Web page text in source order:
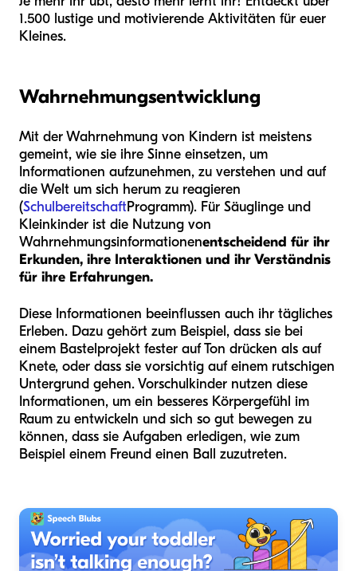
1.500 lustige und motivierende Aktivitäten für euer
Kleines.
Wahrnehmungsentwicklung
Mit der Wahrnehmung von Kindern ist meistens
gemeint, wie sie ihre Sinne einsetzen, um
Informationen aufzunehmen, zu verstehen und auf
die Welt um sich herum zu reagieren
(SchulbereitschaftProgramm). Für Säuglinge und
Kleinkinder ist die Nutzung von
Wahrnehmungsinformationenentscheidend für ihr
Erkunden, ihre Interaktionen und ihr Verständnis
für ihre Erfahrungen.
Diese Informationen beeinflussen auch ihr tägliches
Erleben. Dazu gehört zum Beispiel, dass sie bei
einem Bastelprojekt fester auf Ton drücken als auf
Knete, oder dass sie vorsichtig auf einem rutschigen
Untergrund gehen. Vorschulkinder nutzen diese
Informationen, um ein besseres Körpergefühl im
Raum zu entwickeln und sich so gut bewegen zu
können, dass sie Aufgaben erledigen, wie zum
Beispiel einem Freund einen Ball zuzutreten.